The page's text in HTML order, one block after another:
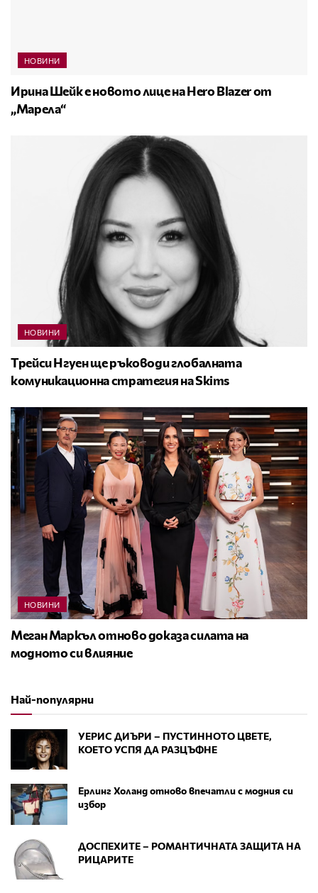
НОВИНИ
Ирина Шейк е новото лице на Hero Blazer от
„Марела“
НОВИНИ
Трейси Нгуен ще ръководи глобалната
комуникационна стратегия на Skims
НОВИНИ
Меган Маркъл отново доказа силата на
модното си влияние
Най-популярни
УЕРИС ДИЪРИ – ПУСТИННОТО ЦВЕТЕ,
КОЕТО УСПЯ ДА РАЗЦЪФНЕ
Ерлинг Холанд отново впечатли с модния си
избор
ДОСПЕХИТЕ – РОМАНТИЧНАТА ЗАЩИТА НА
РИЦАРИТЕ